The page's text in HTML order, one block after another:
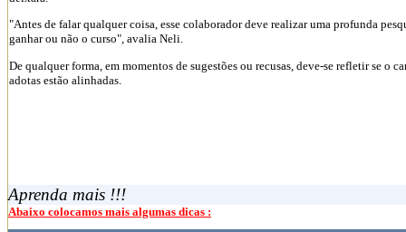
"Antes de falar qualquer coisa, esse colaborador deve realizar uma profunda
ganhar ou não o curso", avalia Neli.
De qualquer forma, em momentos de sugestões ou recusas, deve-se refletir se o
adotas estão alinhadas.
Aprenda mais !!!
Abaixo colocamos mais algumas dicas :